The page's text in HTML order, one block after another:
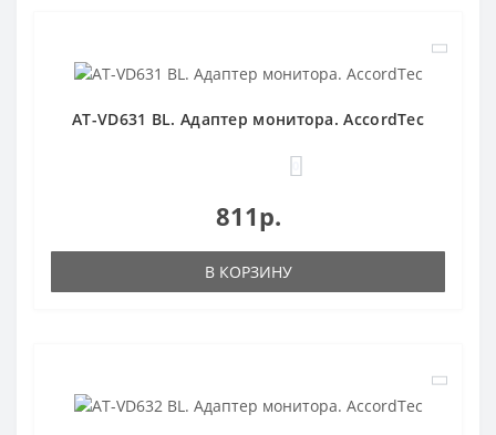
AT-VD631 BL. Адаптер монитора. AccordTec
811р.
В КОРЗИНУ